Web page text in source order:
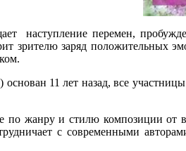
наступление перемен,
зрителю заряд положительных
11 лет назад, все
по жанру и стилю композиции от
с современными